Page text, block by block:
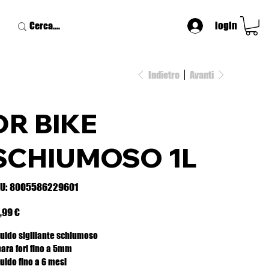
login
Indietro Avanti
BIKE
1L
SKU
8005586229601
8005586229601
€
sigillante schiumoso
fori fino a 5mm
fino a 6 mesi